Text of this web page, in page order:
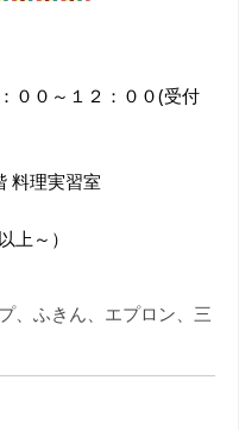
００～１２：００(受付
料理実習室
上～）
、ふきん、エプロン、三